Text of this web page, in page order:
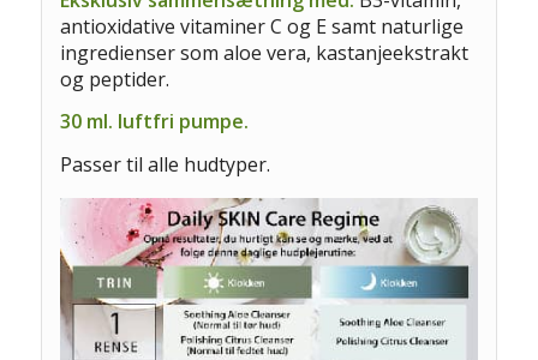
antioxidative vitaminer C og E samt naturlige
ingredienser som aloe vera, kastanjeekstrakt
og peptider.
30 ml. luftfri pumpe.
Passer til alle hudtyper.